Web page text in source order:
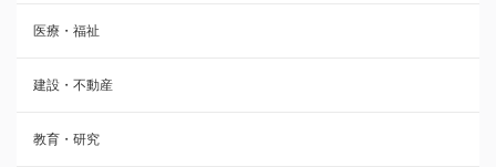
医療・福祉
建設・不動産
教育・研究